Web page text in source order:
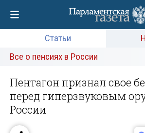
Статьи
Все о пенсиях в России
Пентагон признал свое
перед гиперзвуковым
России‍